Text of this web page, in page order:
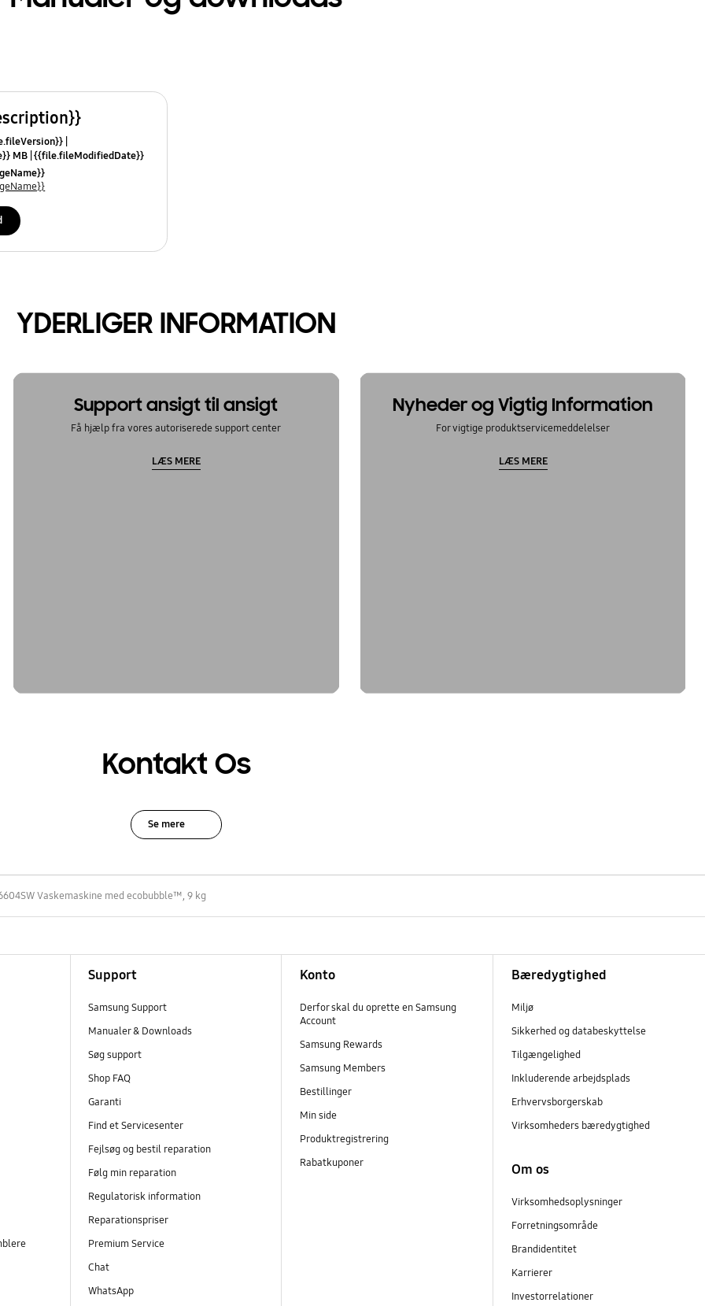
MB {{file.fileModifiedDate}}
YDERLIGER INFORMATION
Support ansigt til ansigt
Få hjælp fra vores autoriserede support center
LÆS MERE
Nyheder og Vigtig Information
For vigtige produktservicemeddelelser
LÆS MERE
Kontakt Os
Se mere
Vaskemaskine med ecobubble™, 9 kg
Support
Samsung Support
Manualer & Downloads
Søg support
Shop FAQ
Garanti
Find et Servicesenter
Fejlsøg og bestil reparation
Følg min reparation
Regulatorisk information
Reparationspriser
Premium Service
Chat
WhatsApp
Konto
Derfor skal du oprette en Samsung
Account
Samsung Rewards
Samsung Members
Bestillinger
Min side
Produktregistrering
Rabatkuponer
Bæredygtighed
Miljø
Sikkerhed og databeskyttelse
Tilgængelighed
Inkluderende arbejdsplads
Erhvervsborgerskab
Virksomheders bæredygtighed
Om os
Virksomhedsoplysninger
Forretningsområde
Brandidentitet
Karrierer
Investorrelationer